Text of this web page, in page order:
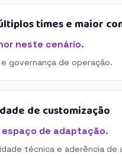
times e maior
neste cenário.
governança de operação.
de customização
de adaptação.
técnica e aderência de